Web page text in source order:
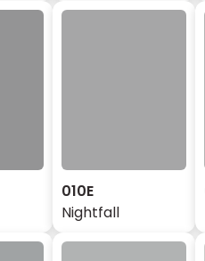
010E
Nightfall